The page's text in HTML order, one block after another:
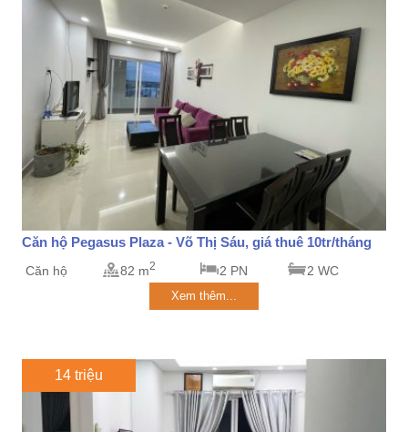
Căn hộ Pegasus Plaza - Võ Thị Sáu, giá thuê 10tr/tháng
Căn hộ 82 m2 2 PN 2 WC
Xem thêm...
14 triệu